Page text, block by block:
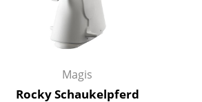
Bürodrehstühle
Konferenzstühle
Bürosessel
Magis
Rocky Schaukelpferd